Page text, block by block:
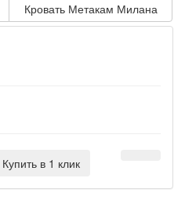
Кровать Метакам Милана
Купить в 1 клик